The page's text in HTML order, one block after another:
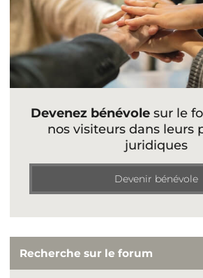
Devenez bénévolesur le
nos visiteurs dans leurs
juridiques
Devenir bénévole
Recherche sur le forum